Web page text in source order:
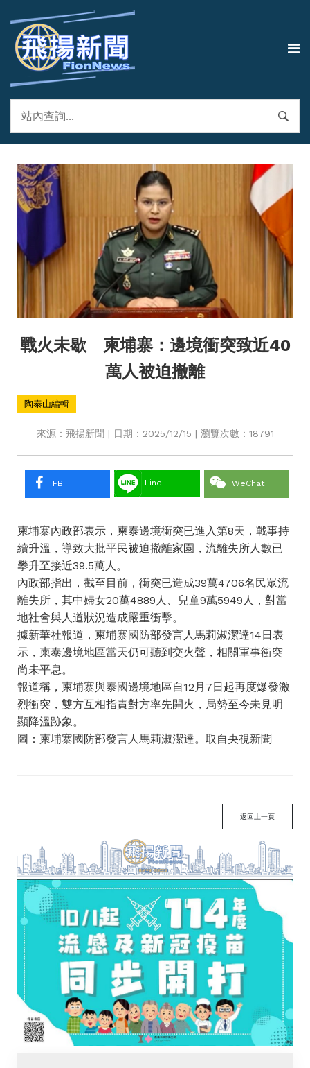
戰火未歇 柬埔寨：邊境衝突致近40
萬人被迫撤離
陶泰山編輯
來源：飛揚新聞 | 日期：2025/12/15 | 瀏覽次數：18791
FB Line WeChat
柬埔寨內政部表示，柬泰邊境衝突已進入第8天，戰事持
續升溫，導致大批平民被迫撤離家園，流離失所人數已
攀升至接近39.5萬人。
內政部指出，截至目前，衝突已造成39萬4706名民眾流
離失所，其中婦女20萬4889人、兒童9萬5949人，對當
地社會與人道狀況造成嚴重衝擊。
據新華社報道，柬埔寨國防部發言人馬莉淑潔達14日表
示，柬泰邊境地區當天仍可聽到交火聲，相關軍事衝突
尚未平息。
報道稱，柬埔寨與泰國邊境地區自12月7日起再度爆發激
烈衝突，雙方互相指責對方率先開火，局勢至今未見明
顯降溫跡象。
圖：柬埔寨國防部發言人馬莉淑潔達。取自央視新聞
返回上一頁